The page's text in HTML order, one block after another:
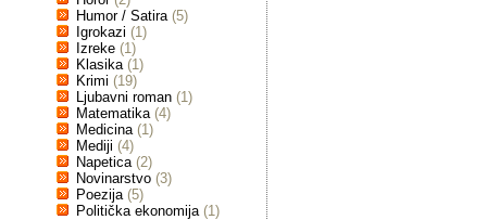
Humor / Satira (5)
Igrokazi (1)
Izreke (1)
Klasika (1)
Krimi (19)
Ljubavni roman (1)
Matematika (4)
Medicina (1)
Mediji (4)
Napetica (2)
Novinarstvo (3)
Poezija (5)
Politička ekonomija (1)